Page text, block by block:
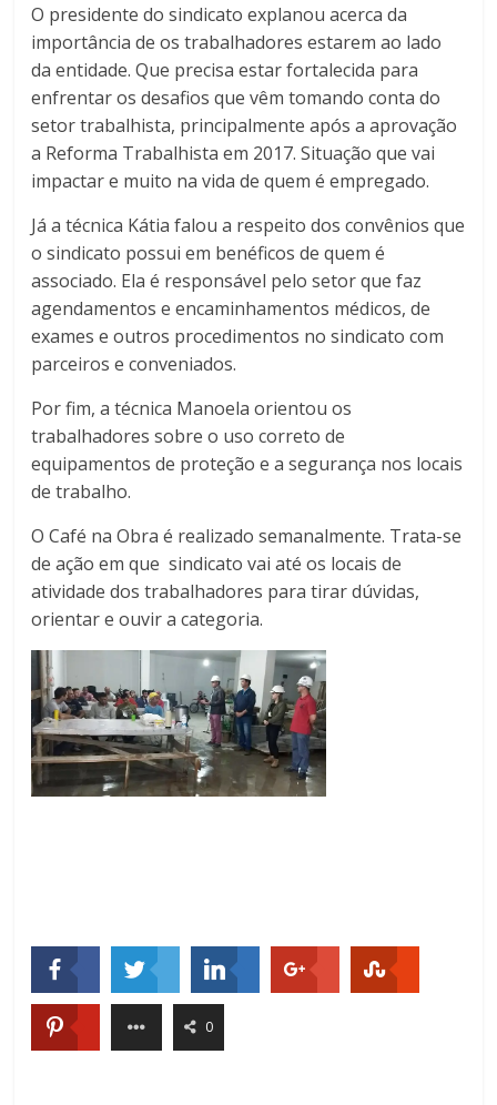
O presidente do sindicato explanou acerca da
importância de os trabalhadores estarem ao lado
da entidade. Que precisa estar fortalecida para
enfrentar os desafios que vêm tomando conta do
setor trabalhista, principalmente após a aprovação
a Reforma Trabalhista em 2017. Situação que vai
impactar e muito na vida de quem é empregado.
Já a técnica Kátia falou a respeito dos convênios que
o sindicato possui em benéficos de quem é
associado. Ela é responsável pelo setor que faz
agendamentos e encaminhamentos médicos, de
exames e outros procedimentos no sindicato com
parceiros e conveniados.
Por fim, a técnica Manoela orientou os
trabalhadores sobre o uso correto de
equipamentos de proteção e a segurança nos locais
de trabalho.
O Café na Obra é realizado semanalmente. Trata-se
de ação em que sindicato vai até os locais de
atividade dos trabalhadores para tirar dúvidas,
orientar e ouvir a categoria.
0